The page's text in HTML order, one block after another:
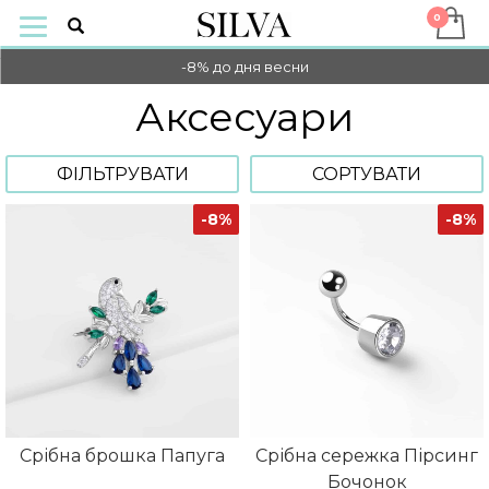
-10% НА ОПЛАТУ ОНЛАЙН
-8% до дня весни
-10% НА ОПЛАТУ ОНЛАЙН
-8% до дня весни
Аксесуари
ФІЛЬТРУВАТИ СОРТУВАТИ
-8%
Срібна брошка Папуга
-8%
Срібна сережка Пірсинг
Бочонок